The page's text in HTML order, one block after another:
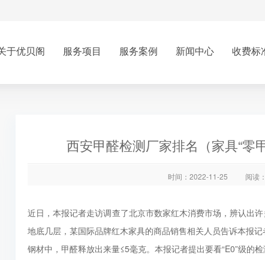
于优贝阁 服务项目 服务案例 新闻中心 收费标
西安甲醛检测厂家排名（家具“零
时间：2022-11-25 阅读
近日，本报记者走访调查了北京市数家红木消费市场，辨认出
地底几层，某国际品牌红木家具的商品销售相关人员告诉本报
钢材中，甲醛释放出来量≤5毫克。本报记者提出要看“E0”级的